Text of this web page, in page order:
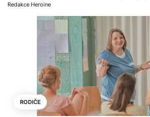
Redakce Heroine
RODIČE